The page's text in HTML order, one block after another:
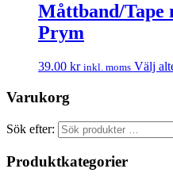
Måttband/Tape
Prym
39.00 kr inkl. moms Välj
Varukorg
Sök efter:
Produktkategorier